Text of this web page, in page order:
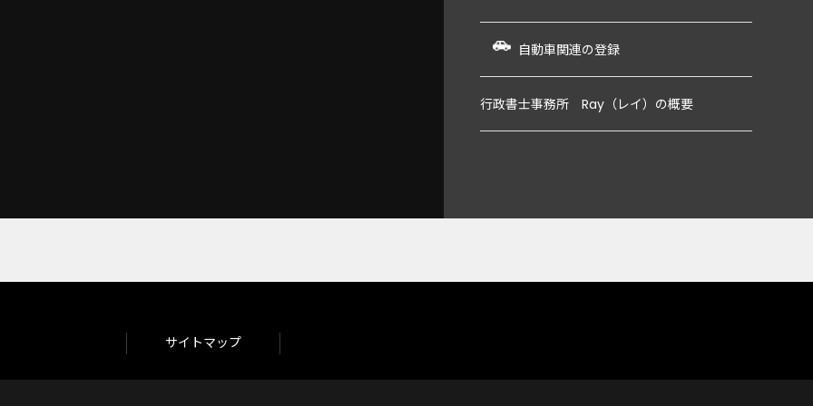
自動車関連の登録
行政書士事務所 Ray（レイ）の概要
サイトマップ